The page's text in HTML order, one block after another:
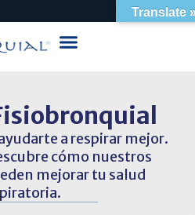
a respirar mejor.
cómo nuestros
mejorar tu salud
Translate